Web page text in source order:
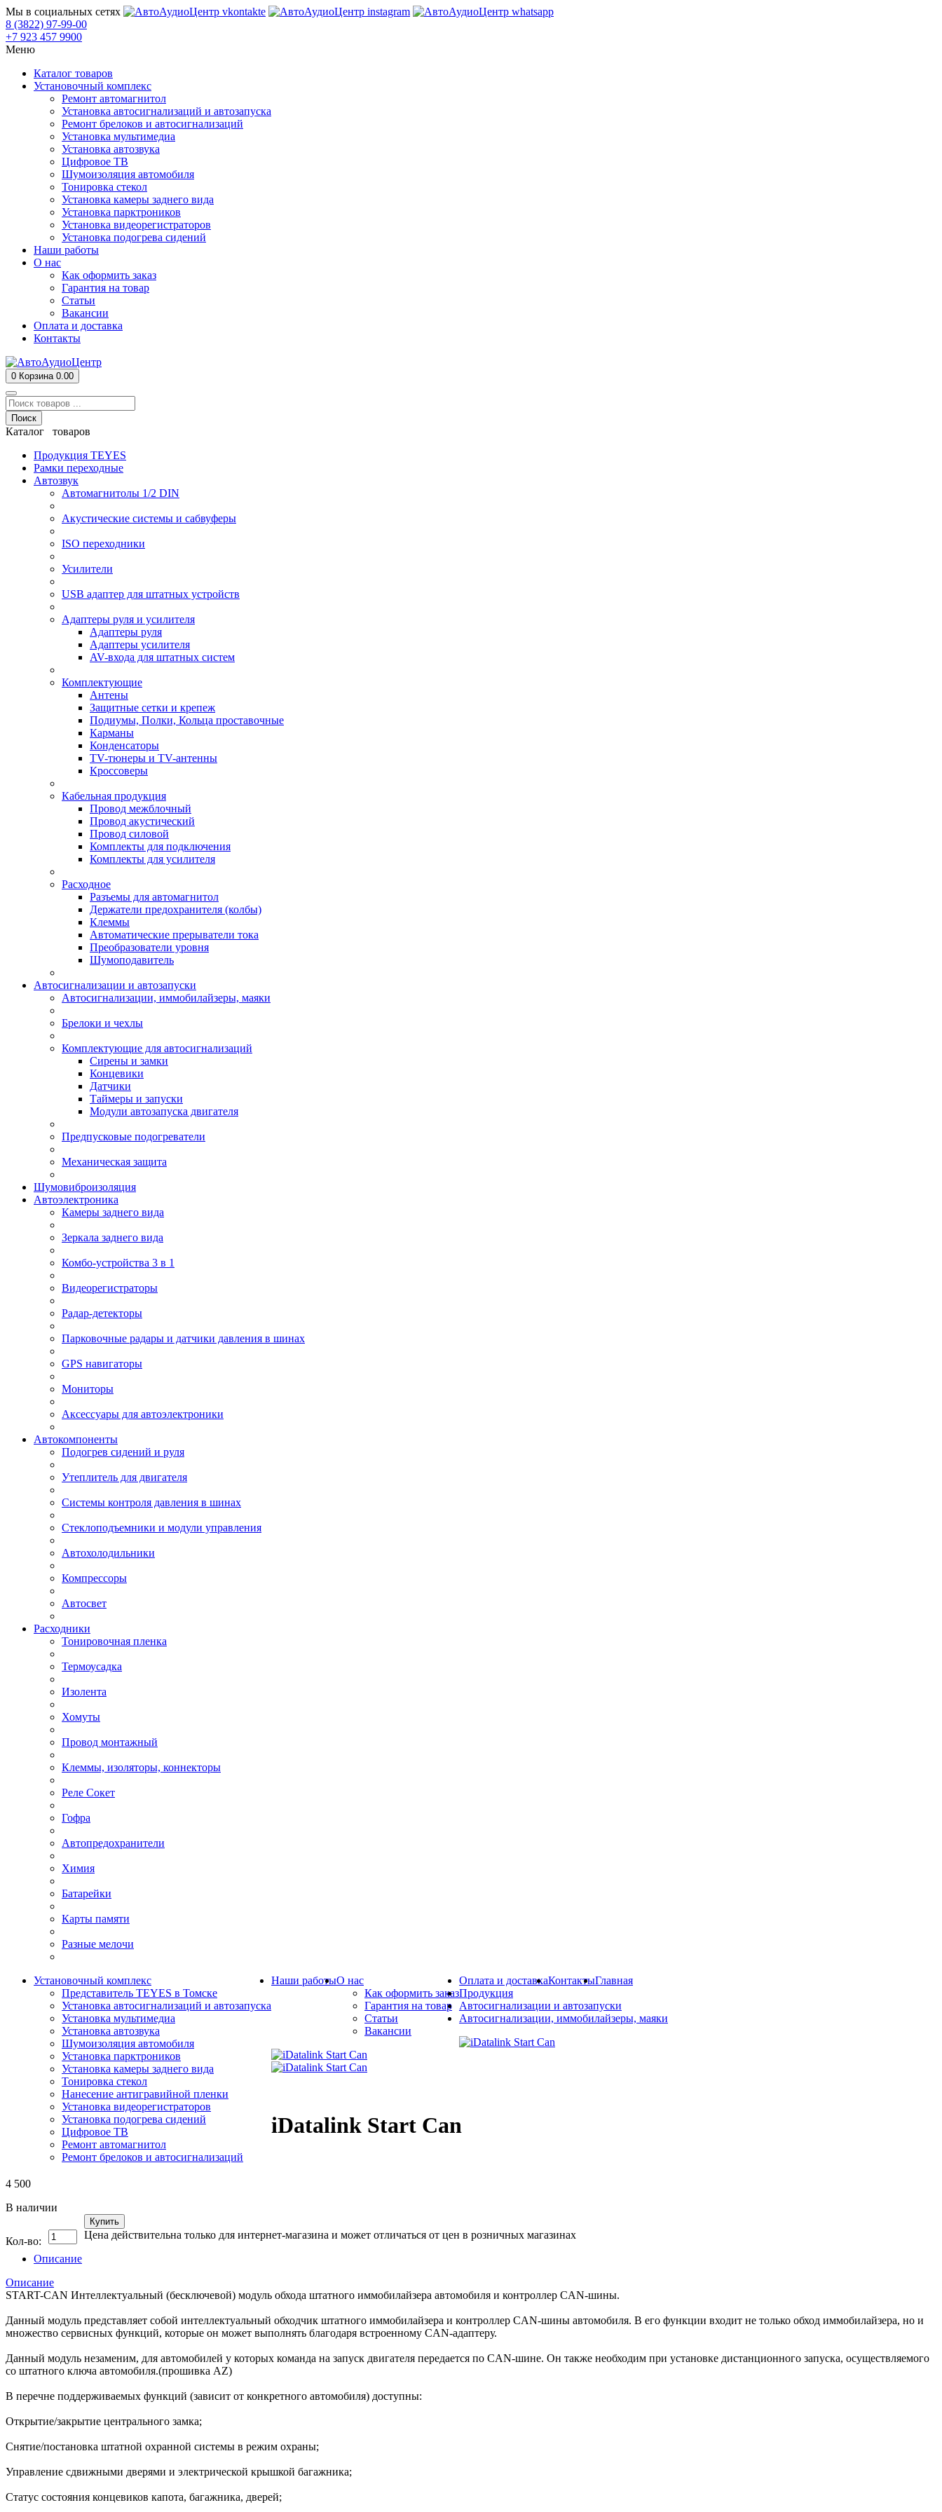
Мы в социальных сетях
8 (3822) 97-99-00
+7 923 457 9900
Меню
Каталог товаров
Установочный комплекс
Ремонт автомагнитол
Установка автосигнализаций и автозапуска
Ремонт брелоков и автосигнализаций
Установка мультимедиа
Установка автозвука
Цифровое ТВ
Шумоизоляция автомобиля
Тонировка стекол
Установка камеры заднего вида
Установка парктроников
Установка видеорегистраторов
Установка подогрева сидений
Наши работы
О нас
Как оформить заказ
Гарантия на товар
Статьи
Вакансии
Оплата и доставка
Контакты
0 Корзина 0.00
Поиск
Каталог товаров
Продукция TEYES
Рамки переходные
Автозвук
Автомагнитолы 1/2 DIN
Акустические системы и сабвуферы
ISO переходники
Усилители
USB адаптер для штатных устройств
Адаптеры руля и усилителя
Адаптеры руля
Адаптеры усилителя
AV-входа для штатных систем
Комплектующие
Антены
Защитные сетки и крепеж
Подиумы, Полки, Кольца проставочные
Карманы
Конденсаторы
TV-тюнеры и TV-антенны
Кроссоверы
Кабельная продукция
Провод межблочный
Провод акустический
Провод силовой
Комплекты для подключения
Комплекты для усилителя
Расходное
Разъемы для автомагнитол
Держатели предохранителя (колбы)
Клеммы
Автоматические прерыватели тока
Преобразователи уровня
Шумоподавитель
Автосигнализации и автозапуски
Автосигнализации, иммобилайзеры, маяки
Брелоки и чехлы
Комплектующие для автосигнализаций
Сирены и замки
Концевики
Датчики
Таймеры и запуски
Модули автозапуска двигателя
Предпусковые подогреватели
Механическая защита
Шумовиброизоляция
Автоэлектроника
Камеры заднего вида
Зеркала заднего вида
Комбо-устройства 3 в 1
Видеорегистраторы
Радар-детекторы
Парковочные радары и датчики давления в шинах
GPS навигаторы
Мониторы
Аксессуары для автоэлектроники
Автокомпоненты
Подогрев сидений и руля
Утеплитель для двигателя
Системы контроля давления в шинах
Стеклоподъемники и модули управления
Автохолодильники
Компрессоры
Автосвет
Расходники
Тонировочная пленка
Термоусадка
Изолента
Хомуты
Провод монтажный
Клеммы, изоляторы, коннекторы
Реле Сокет
Гофра
Автопредохранители
Химия
Батарейки
Карты памяти
Разные мелочи
Установочный комплекс
Представитель TEYES в Томске
Установка автосигнализаций и автозапуска
Установка мультимедиа
Установка автозвука
Шумоизоляция автомобиля
Установка парктроников
Установка камеры заднего вида
Тонировка стекол
Нанесение антигравийной пленки
Установка видеорегистраторов
Установка подогрева сидений
Цифровое ТВ
Ремонт автомагнитол
Ремонт брелоков и автосигнализаций
Наши работыО нас
Как оформить заказ
Гарантия на товар
Статьи
Вакансии
Оплата и доставкаКонтактыГлавная
Продукция
Автосигнализации и автозапуски
Автосигнализации, иммобилайзеры, маяки
iDatalink Start Can
4 500
В наличии
Кол-во:
Купить
Цена действительна только для интернет-магазина и может отличаться от цен в розничных магазинах
Описание
Описание
START-CAN Интеллектуальный (бесключевой) модуль обхода штатного иммобилайзера автомобиля и контроллер CAN-шины.
Данный модуль представляет собой интеллектуальный обходчик штатного иммобилайзера и контроллер CAN-шины автомобиля. В его функции входит не только обход иммобилайзера, но и
множество сервисных функций, которые он может выполнять благодаря встроенному CAN-адаптеру.
Данный модуль незаменим, для автомобилей у которых команда на запуск двигателя передается по CAN-шине. Он также необходим при установке дистанционного запуска, осуществляемого
со штатного ключа автомобиля.(прошивка AZ)
В перечне поддерживаемых функций (зависит от конкретного автомобиля) доступны:
Открытие/закрытие центрального замка;
Снятие/постановка штатной охранной системы в режим охраны;
Управление сдвижными дверями и электрической крышкой багажника;
Статус состояния концевиков капота, багажника, дверей;